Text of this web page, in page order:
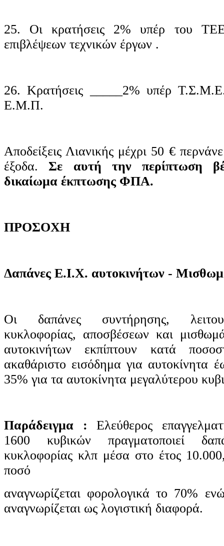
25. Οι κρατήσεις 2% υπέρ του
επιβλέψεων τεχνικών έργων .
26. Κρατήσεις _____2% υπέρ
Ε.Μ.Π.
Αποδείξεις Λιανικής μέχρι 50 €
έξοδα. Σε αυτή την περίπτωση
δικαίωμα έκπτωσης ΦΠΑ.
ΠΡΟΣΟΧΗ
Δαπάνες Ε.Ι.Χ. αυτοκινήτων -
Οι δαπάνες συντήρησης,
κυκλοφορίας, αποσβέσεων και
αυτοκινήτων εκπίπτουν κατά
ακαθάριστο εισόδημα για αυτοκίνητα
35% για τα αυτοκίνητα μεγαλύτερου
Παράδειγμα :Ελεύθερος
1600 κυβικών πραγματοποιεί
κυκλοφορίας κλπ μέσα στο έτος
ποσό
αναγνωρίζεται φορολογικά το 70%
αναγνωρίζεται ως λογιστική διαφορά.